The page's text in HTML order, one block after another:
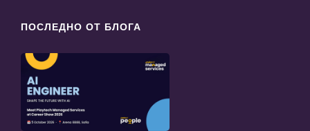
ПОСЛЕДНО ОТ БЛОГА